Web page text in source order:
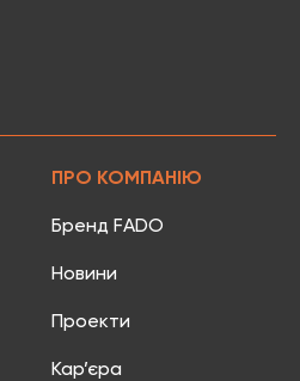
ПРО КОМПАНІЮ
Бренд FADO
Новини
Проекти
Кар’єра